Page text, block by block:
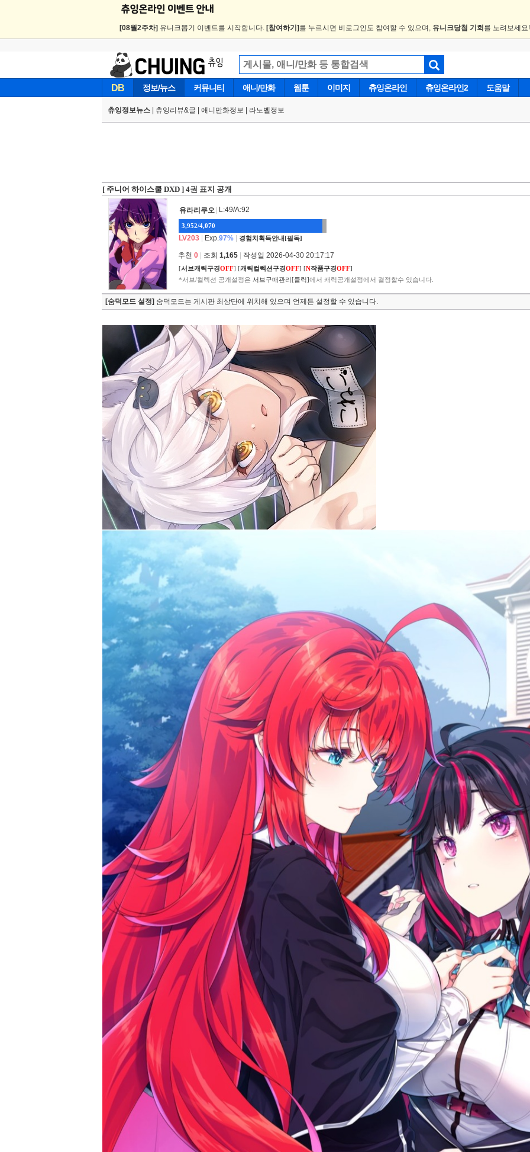
[08월2주차] 유니크뽑기 이벤트를 시작합니다. [참여하기] 를 누르시면 비로그인도 참여할 수 있으며, 유니크당첨 기회 를 노려보세
DB 정보/뉴스 커뮤니티 애니/만화 웹툰 이미지 츄잉온라인 츄잉온라인2 도움말
츄잉정보뉴스 츄잉리뷰&글 애니만화정보 라노벨정보
[ 주니어 하이스쿨 DXD ] 4권 표지 공개
유라리쿠오 L:49/A:92
3,952/4,070
LV203 Exp.97% 경험치획득안내[필독]
추천 0 조회 1,165 작성일 2026-04-30 20:17:17
[서브캐릭구경OFF] [캐릭컬렉션구경OFF] [N작품구경OFF]
*서브/컬렉션 공개설정은 서브구매관리[클릭]에서 캐릭공개설정에서 결정할수 있습니다.
[숨덕모드 설정] 숨덕모드는 게시판 최상단에 위치해 있으며 언제든 설정할 수 있습니다.